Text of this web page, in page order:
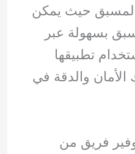
حيث يمكن
بسهولة عبر
تطبيقها
والدقة في
فريق من